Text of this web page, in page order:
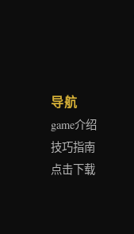
导航
game介绍
技巧指南
点击下载